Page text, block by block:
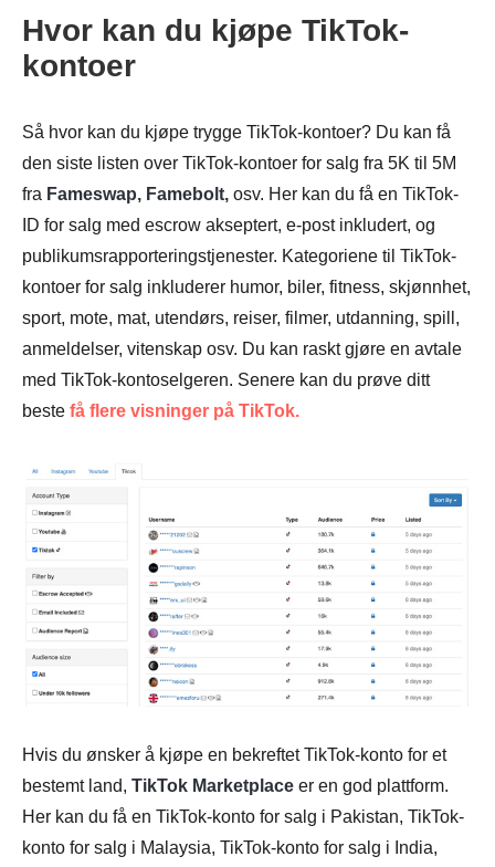
Trinn 5.
Hvor kan du kjøpe TikTok-
kontoer
Så hvor kan du kjøpe trygge TikTok-kontoer? Du kan få
den siste listen over TikTok-kontoer for salg fra 5K til 5M
fra Fameswap, Famebolt, osv. Her kan du få en TikTok-
ID for salg med escrow akseptert, e-post inkludert, og
publikumsrapporteringstjenester. Kategoriene til TikTok-
kontoer for salg inkluderer humor, biler, fitness, skjønnhet,
sport, mote, mat, utendørs, reiser, filmer, utdanning, spill,
anmeldelser, vitenskap osv. Du kan raskt gjøre en avtale
med TikTok-kontoselgeren. Senere kan du prøve ditt
beste få flere visninger på TikTok.
Hvis du ønsker å kjøpe en bekreftet TikTok-konto for et
bestemt land, TikTok Marketplace er en god plattform.
Her kan du få en TikTok-konto for salg i Pakistan, TikTok-
konto for salg i Malaysia, TikTok-konto for salg i India,